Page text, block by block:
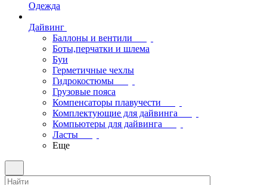
Одежда
Дайвинг
Баллоны и вентили
Боты,перчатки и шлема
Буи
Герметичные чехлы
Гидрокостюмы
Грузовые пояса
Компенсаторы плавучести
Комплектующие для дайвинга
Компьютеры для дайвинга
Ласты
Еще